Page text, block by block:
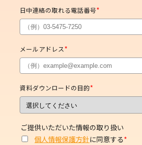
日中連絡の取れる電話番号*
メールアドレス*
資料ダウンロードの目的*
ご提供いただいた情報の取り扱い
個人情報保護方針に同意する*